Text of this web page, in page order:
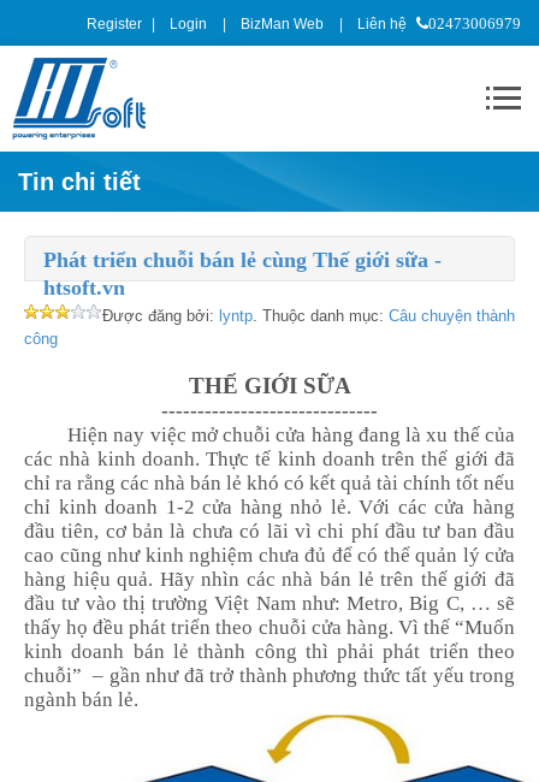
Register Login BizMan Web Liên hệ 02473006979
Tin chi tiết
Phát triển chuỗi bán lẻ cùng Thế giới sữa -
htsoft.vn
Được đăng bởi: lyntp. Thuộc danh mục: Câu chuyện thành
công
THẾ GIỚI SỮA
------------------------------
Hiện nay việc mở chuỗi cửa hàng đang là xu thế của
các nhà kinh doanh. Thực tế kinh doanh trên thế giới đã
chỉ ra rằng các nhà bán lẻ khó có kết quả tài chính tốt nếu
chỉ kinh doanh 1-2 cửa hàng nhỏ lẻ. Với các cửa hàng
đầu tiên, cơ bản là chưa có lãi vì chi phí đầu tư ban đầu
cao cũng như kinh nghiệm chưa đủ để có thể quản lý cửa
hàng hiệu quả. Hãy nhìn các nhà bán lẻ trên thế giới đã
đầu tư vào thị trường Việt Nam như: Metro, Big C, … sẽ
thấy họ đều phát triển theo chuỗi cửa hàng. Vì thế “Muốn
kinh doanh bán lẻ thành công thì phải phát triển theo
chuỗi” – gần như đã trở thành phương thức tất yếu trong
ngành bán lẻ.